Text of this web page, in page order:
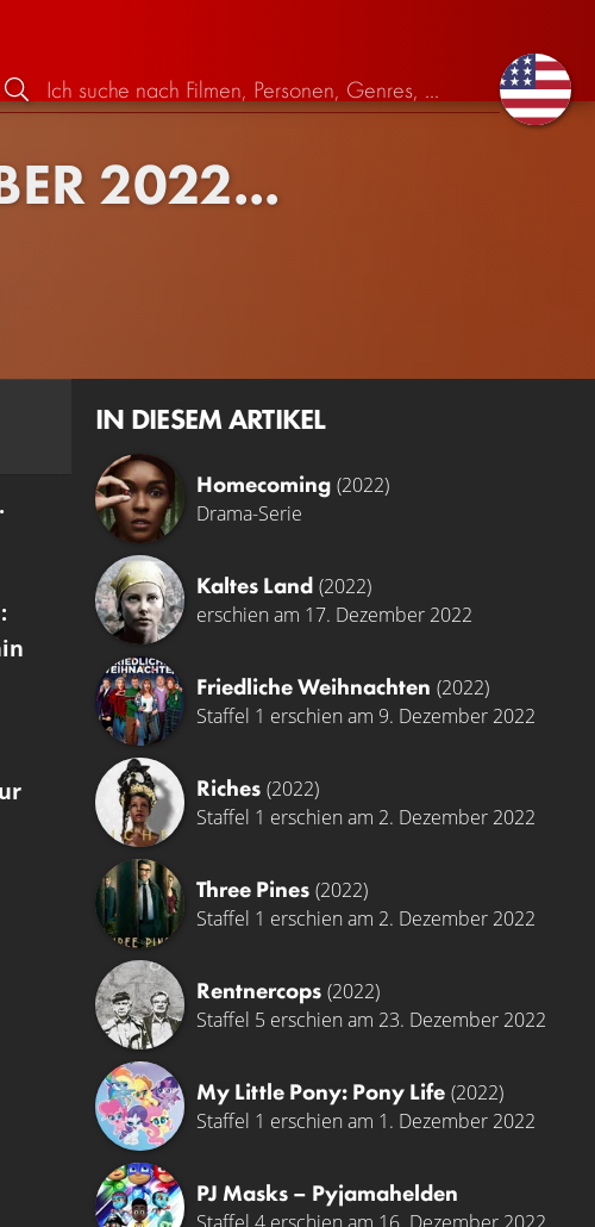
2022...
IN DIESEM ARTIKEL
Homecoming (2022)
Drama-Serie
Kaltes Land (2022)
erschien am 17. Dezember 2022
Friedliche Weihnachten (2022)
Staffel 1 erschien am 9. Dezember 2022
Riches (2022)
Staffel 1 erschien am 2. Dezember 2022
Three Pines (2022)
Staffel 1 erschien am 2. Dezember 2022
Rentnercops (2022)
Staffel 5 erschien am 23. Dezember 2022
My Little Pony: Pony Life (2022)
Staffel 1 erschien am 1. Dezember 2022
PJ Masks – Pyjamahelden
Staffel 4 erschien am 16. Dezember 2022